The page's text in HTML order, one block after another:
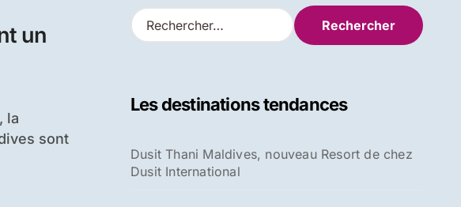
un
sont
R
e
r
e
r
Les destinations tendances
Dusit Thani Maldives, nouveau Resort de chez
Dusit International